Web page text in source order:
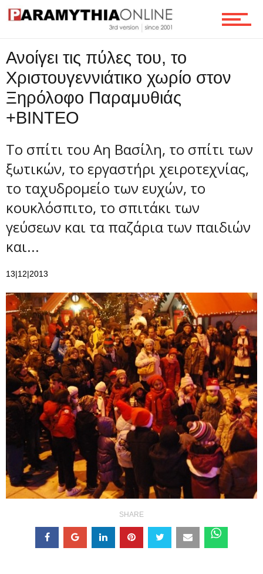
Επικοινωνία
Ανοίγει τις πύλες του, το
Χριστουγεννιάτικο χωρίο στον
Ξηρόλοφο Παραμυθιάς
+ΒΙΝΤΕΟ
Το σπίτι του Αη Βασίλη, το σπίτι των
ξωτικών, το εργαστήρι χειροτεχνίας,
το ταχυδρομείο των ευχών, το
κουκλόσπιτο, το σπιτάκι των
γεύσεων και τα παζάρια των παιδιών
και...
13|12|2013
SHARE